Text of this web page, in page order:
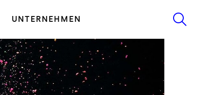
UNTERNEHMEN